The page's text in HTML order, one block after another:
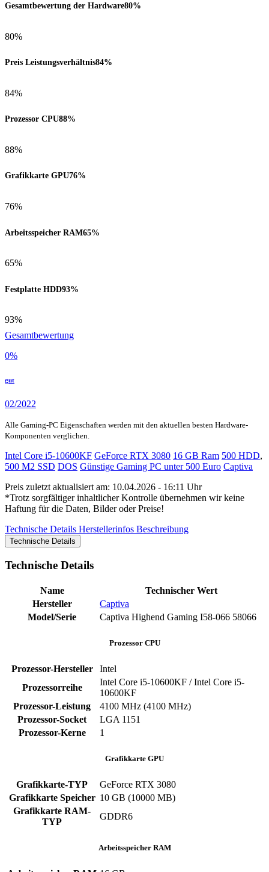
Gesamtbewertung der Hardware80%
80%
Preis Leistungsverhältnis84%
84%
Prozessor CPU88%
88%
Grafikkarte GPU76%
76%
Arbeitsspeicher RAM65%
65%
Festplatte HDD93%
93%
Gesamtbewertung
0%
gut
02/2022
Alle Gaming-PC Eigenschaften werden mit den aktuellen besten Hardware-
Komponenten verglichen.
Intel Core i5-10600KF GeForce RTX 3080 16 GB Ram 500 HDD,
500 M2 SSD DOS Günstige Gaming PC unter 500 Euro Captiva
Preis zuletzt aktualisiert am: 10.04.2026 - 16:11 Uhr
*Trotz sorgfältiger inhaltlicher Kontrolle übernehmen wir keine
Haftung für die Daten, Bilder oder Preise!
Technische Details Herstellerinfos Beschreibung
Technische Details
Technische Details
Name
Technischer Wert
Hersteller
Captiva
Model/Serie
‎Captiva Highend Gaming I58-066 ‎58066
Prozessor CPU
Prozessor-Hersteller
‎Intel
Prozessorreihe
Intel Core i5-10600KF / Intel Core i5-
10600KF
Prozessor-Leistung
‎4100 MHz (4100 MHz)
Prozessor-Socket
‎LGA 1151
Prozessor-Kerne
‎1
Grafikkarte GPU
Grafikkarte-TYP
GeForce RTX 3080
Grafikkarte Speicher ‎10 GB (10000 MB)
Grafikkarte RAM-
TYP
‎GDDR6
Arbeitsspeicher RAM